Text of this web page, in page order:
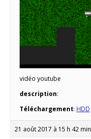
vidéo youtube
description:
Téléchargement: HDD
21 août 2017 à 15 h 42 min